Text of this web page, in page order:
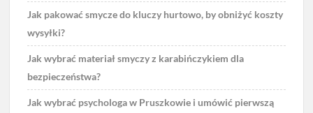
Jak pakować smycze do kluczy hurtowo, by obniżyć koszty
wysyłki?
Jak wybrać materiał smyczy z karabińczykiem dla
bezpieczeństwa?
Jak wybrać psychologa w Pruszkowie i umówić pierwszą